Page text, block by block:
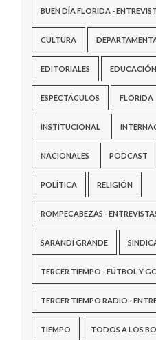
BUEN DÍA FLORIDA -
CULTURA
EDITORIALES EDUCACIÓN
ESPECTÁCULOS FLORIDA
INSTITUCIONAL
NACIONALES PODCAST
POLÍTICA RELIGIÓN
ROMPECABEZAS -
SARANDÍ GRANDE
TERCER TIEMPO - FÚTBOL Y
TERCER TIEMPO RADIO -
TIEMPO TODOS A LOS